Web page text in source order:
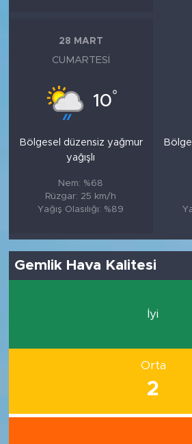
28 MART
CUMARTESI
10°
Bölgesel düzensiz yağmur
yağışlı
Nem: %68
Rüzgar: 25 km/h
Yağış Olasılığı: %89
Gemlik Hava Kalitesi
İyi
Orta
2